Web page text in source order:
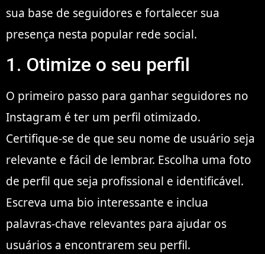
sua base de seguidores e fortalecer sua
presença nesta popular rede social.
1. Otimize o seu perfil
O primeiro passo para ganhar seguidores no
Instagram é ter um perfil otimizado.
Certifique-se de que seu nome de usuário seja
relevante e fácil de lembrar. Escolha uma foto
de perfil que seja profissional e identificável.
Escreva uma bio interessante e inclua
palavras-chave relevantes para ajudar os
usuários a encontrarem seu perfil.